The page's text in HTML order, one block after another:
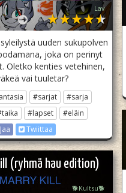
Lav
uuden sukupolven
joka on perinyt
Oletko kenties vetehinen,
vai tuuletar?
#sarjat
#sarja
#lapset
#eläin
Jaa
Twiittaa
(ryhmä hau edition)
🐕Kultsu🐕